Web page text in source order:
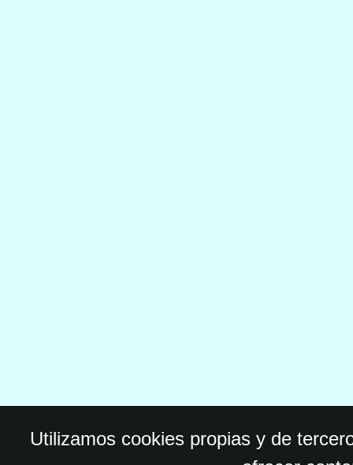
Utilizamos cookies propias y de